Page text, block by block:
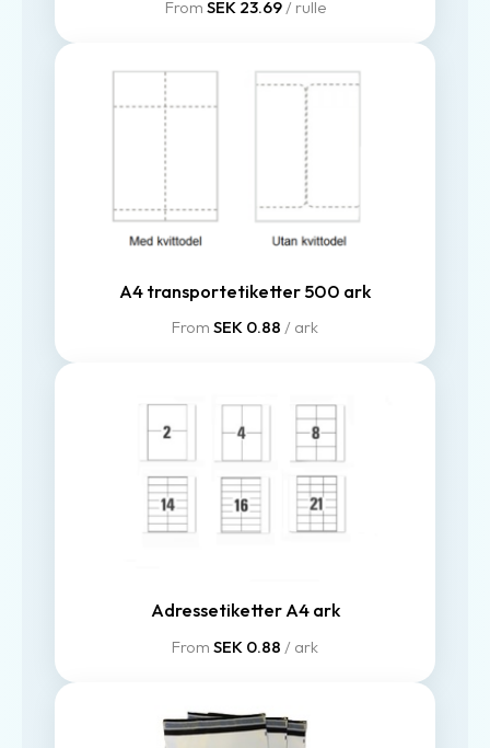
From SEK 23.69/ rulle
A4 transportetiketter 500 ark
From SEK 0.88 / ark
Adressetiketter A4 ark
From SEK 0.88 / ark